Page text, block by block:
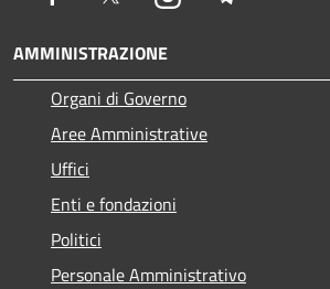
AMMINISTRAZIONE
Organi di Governo
Aree Amministrative
Uffici
Enti e fondazioni
Politici
Personale Amministrativo